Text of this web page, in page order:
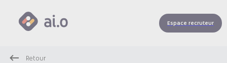
Espace recruteur
Retour